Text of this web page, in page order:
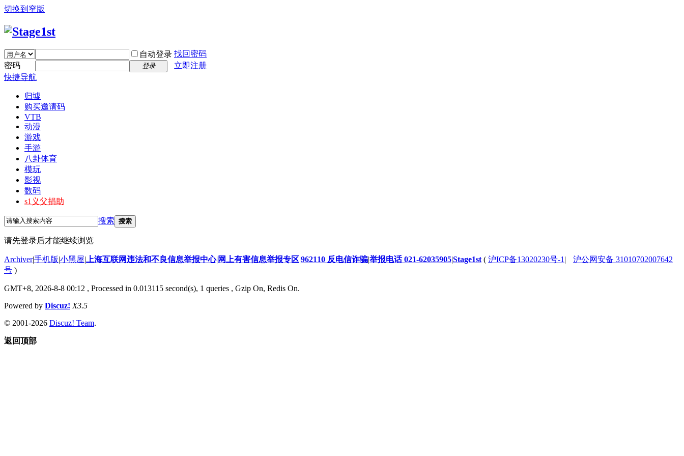
切换到窄版
自动登录 找回密码
密码
登录
立即注册
快捷导航
归墟
购买邀请码
VTB
动漫
游戏
手游
八卦体育
模玩
影视
数码
s1义父捐助
搜索 搜索
请先登录后才能继续浏览
Archiver|手机版|小黑屋| 上海互联网违法和不良信息举报中心| 网上有害信息举报专区|962110 反电信诈骗|举报电话 021-62035905|Stage1st ( 沪ICP备13020230号-1 |
沪公网安备 31010702007642
号 )
GMT+8, 2026-8-8 00:12 , Processed in 0.013115 second(s), 1 queries , Gzip On, Redis On.
Powered by Discuz! X3.5
© 2001-2026 Discuz! Team.
返回顶部